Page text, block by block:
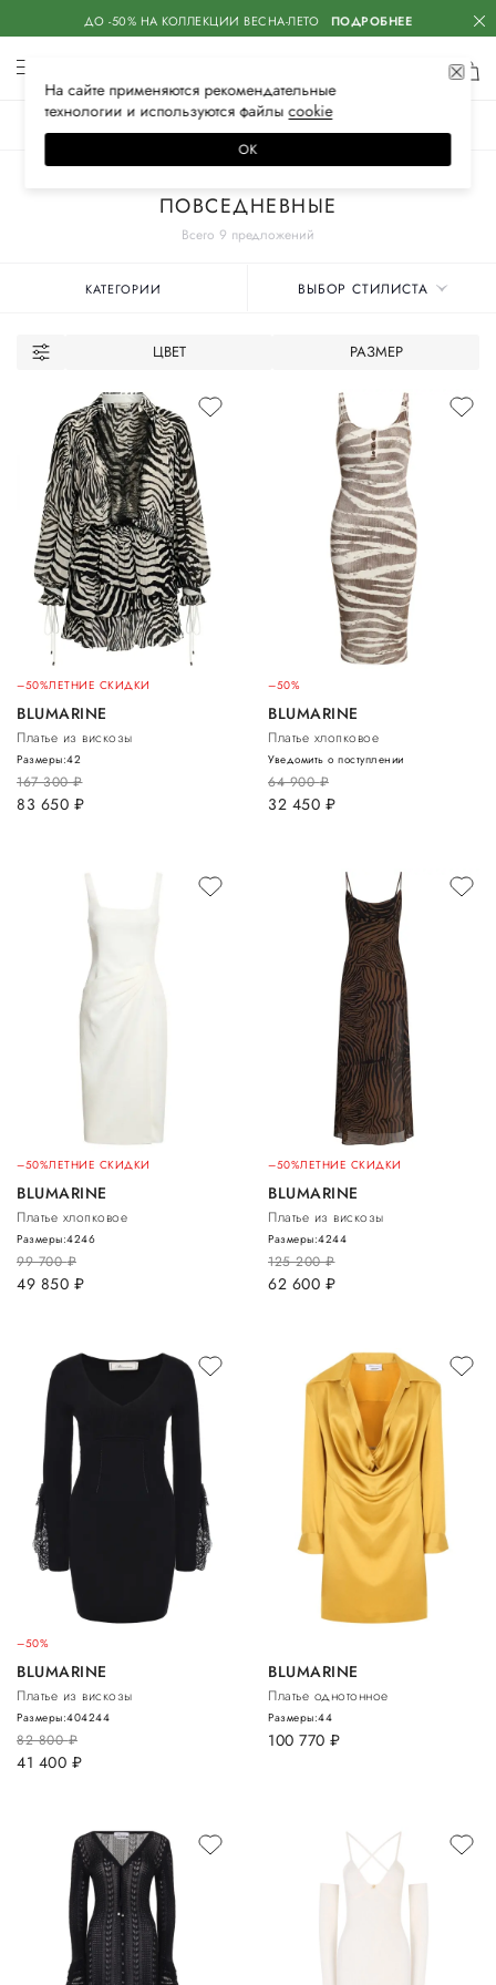
ДО -50% НА КОЛЛЕКЦИИ ВЕСНА-ЛЕТО ПОДРОБНЕЕ
Всего 9 предложений
ПОВСЕДНЕВНЫЕ
КАТЕГОРИИ ВЫБОР СТИЛИСТА
ЦВЕТ РАЗМЕР
–50%ЛЕТНИЕ СКИДКИ
BLUMARINE
Платье из вискозы
167 300руб.
83 650 руб.
Размеры:42
–50%
BLUMARINE
Платье хлопковое
64 900руб.
32 450 руб.
Уведомить о поступлении
–50%ЛЕТНИЕ СКИДКИ
BLUMARINE
Платье хлопковое
99 700руб.
49 850 руб.
Размеры:4246
–50%ЛЕТНИЕ СКИДКИ
BLUMARINE
Платье из вискозы
125 200руб.
62 600 руб.
Размеры:4244
–50%
BLUMARINE
Платье из вискозы
82 800руб.
41 400 руб.
Размеры:404244
BLUMARINE
Платье однотонное
100 770 руб.
Размеры:44
На сайте применяются рекомендательные
технологии и используются файлысооkiе
ОК